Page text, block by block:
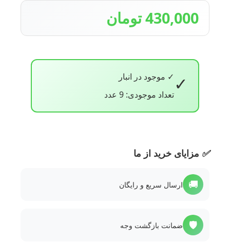
430,000 تومان
✓ ✓ موجود در انبار
تعداد موجودی: 9 عدد
✅ مزایای خرید از ما
🚚 ارسال سریع و رایگان
🛡️ ضمانت بازگشت وجه